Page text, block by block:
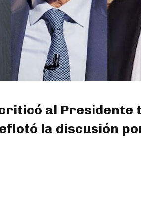
al Presidente
la discusión